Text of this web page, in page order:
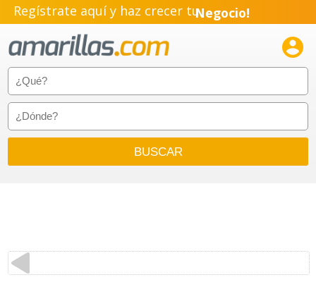
Regístrate aquí y haz crecer tuNegocio!
Emprendimiento!
